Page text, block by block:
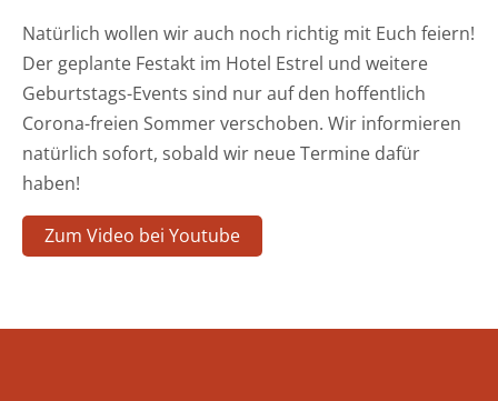
Natürlich wollen wir auch noch richtig mit Euch feiern!
Der geplante Festakt im Hotel Estrel und weitere
Geburtstags-Events sind nur auf den hoffentlich
Corona-freien Sommer verschoben. Wir informieren
natürlich sofort, sobald wir neue Termine dafür
haben!
Zum Video bei Youtube